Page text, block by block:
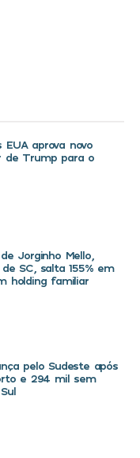
EUA aprova novo
de Trump para o
Jorginho Mello,
SC, salta 155% em
holding familiar
pelo Sudeste após
e 294 mil sem